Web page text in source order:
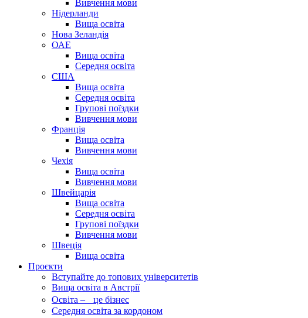
Вивчення мови
Нідерланди
Вища освіта
Нова Зеландія
ОАЕ
Вища освіта
Середня освіта
США
Вища освіта
Середня освіта
Групові поїздки
Вивчення мови
Франція
Вища освіта
Вивчення мови
Чехія
Вища освіта
Вивчення мови
Швейцарія
Вища освіта
Середня освіта
Групові поїздки
Вивчення мови
Швеція
Вища освіта
Проєкти
Вступайте до топових університетів
Вища освіта в Австрії
Освіта – це бізнес
Середня освіта за кордоном